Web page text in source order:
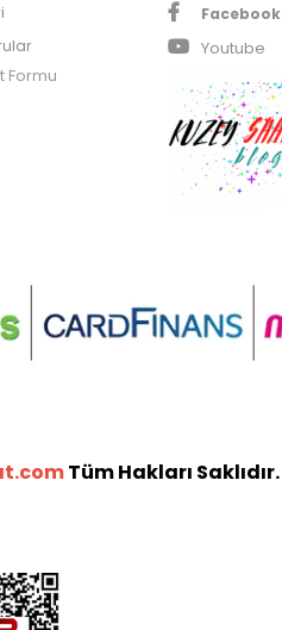
Formu
Facebook
Youtube
Tüm Hakları Saklıdır.